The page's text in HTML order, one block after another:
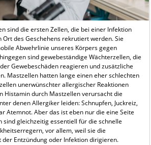
sind die ersten Zellen, die bei einer Infektion
Ort des Geschehens rekrutiert werden. Sie
Abwehrlinie unseres Körpers gegen
sind gewebeständige Wächterzellen, die
Gewebeschäden reagieren und zusätzliche
Mastzellen hatten lange einen eher schlechten
unerwünschter allergischer Reaktionen
Histamin durch Mastzellen verursacht die
denen Allergiker leiden: Schnupfen, Juckreiz,
Atemnot. Aber das ist eben nur die eine Seite
sind gleichzeitig essentiell für die schnelle
vor allem, weil sie die
Entzündung oder Infektion dirigieren.